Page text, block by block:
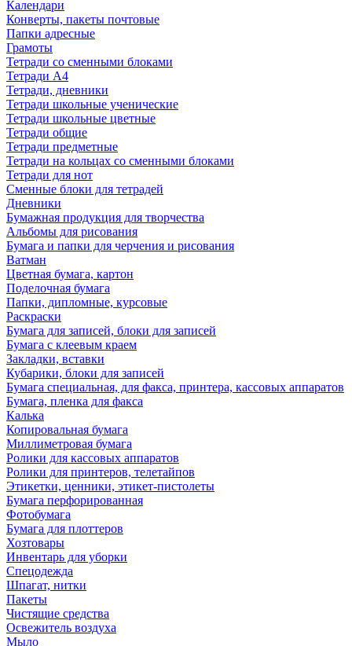
Календари
Конверты, пакеты почтовые
Папки адресные
Грамоты
Тетради со сменными блоками
Тетради А4
Тетради, дневники
Тетради школьные ученические
Тетради школьные цветные
Тетради общие
Тетради предметные
Тетради на кольцах со сменными блоками
Тетради для нот
Сменные блоки для тетрадей
Дневники
Бумажная продукция для творчества
Альбомы для рисования
Бумага и папки для черчения и рисования
Ватман
Цветная бумага, картон
Поделочная бумага
Папки, дипломные, курсовые
Раскраски
Бумага для записей, блоки для записей
Бумага с клеевым краем
Закладки, вставки
Кубарики, блоки для записей
Бумага специальная, для факса, принтера, кассовых аппаратов
Бумага, пленка для факса
Калька
Копировальная бумага
Миллиметровая бумага
Ролики для кассовых аппаратов
Ролики для принтеров, телетайпов
Этикетки, ценники, этикет-пистолеты
Бумага перфорированная
Фотобумага
Бумага для плоттеров
Хозтовары
Инвентарь для уборки
Спецодежда
Шпагат, нитки
Пакеты
Чистящие средства
Освежитель воздуха
Мыло